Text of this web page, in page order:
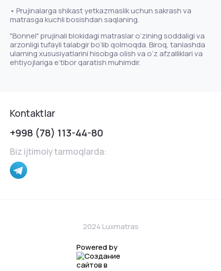
• Prujinalarga shikast yetkazmaslik uchun sakrash va
matrasga kuchli bosishdan saqlaning.
"Bonnel" prujinali blokidagi matraslar o‘zining soddaligi va
arzonligi tufayli talabgir bo‘lib qolmoqda. Biroq, tanlashda
ularning xususiyatlarini hisobga olish va o‘z afzalliklari va
ehtiyojlariga e’tibor qaratish muhimdir.
Kontaktlar
+998 (78) 113-44-80
Biz ijtimoiy tarmoqlarda:
2024 Luxmatras
Powered by